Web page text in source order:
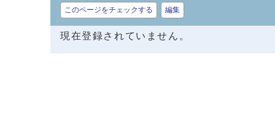
このページをチェックする 編集
現在登録されていません。